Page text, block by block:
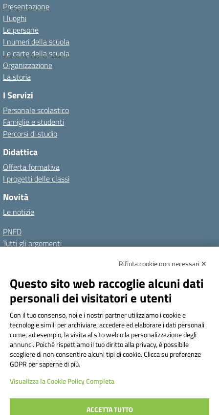
Presentazione
I luoghi
Le persone
I numeri della scuola
Le carte della scuola
Organizzazione
La storia
I Servizi
Personale scolastico
Famiglie e studenti
Percorsi di studio
Didattica
Offerta formativa
I progetti delle classi
Novità
Le notizie
PNFD
Tutti gli argomenti
Albo online
Dichiarazione di accessibilitàNote legali
Seguici su:
Indirizzo: Via Frattini 11, Torino
Centralino: 011 3099128 Email:tois003003@istruzione.it
Posta elettronica certificata (PEC):tois003003@pec.istruzione.it
Codice fiscale: 80090800014
Codice meccanografico:TOIS003003
Rifiuta cookie non necessari ✕
Questo sito web raccoglie alcuni dati
personali dei visitatori e utenti
Con il tuo consenso, noi e i nostri partner utilizziamo i cookie e
tecnologie simili per archiviare, accedere ed elaborare i dati personali
come, ad esempio, la visita al sito web o la personalizzazione degli
annunci. Poiché rispettiamo il tuo diritto alla privacy, è possibile
scegliere di non consentire alcuni tipi di cookie. Clicca su preferenze
GDPR per saperne di più.
Visualizza la Cookie Policy Completa
ACCETTA TUTTO